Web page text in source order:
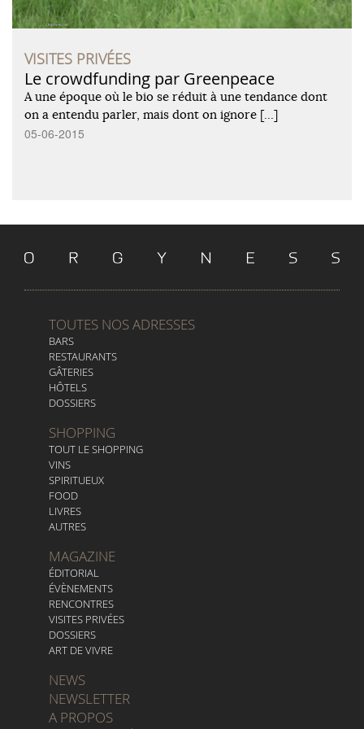
VISITES PRIVÉES
Le crowdfunding par Greenpeace
A une époque où le bio se réduit à une tendance dont
on a entendu parler, mais dont on ignore […]
05-06-2015
TOUTES NOS ADRESSES
BARS
RESTAURANTS
GÂTERIES
HÔTELS
DOSSIERS
SHOPPING
TOUT LE SHOPPING
VINS
SPIRITUEUX
FOOD
LIVRES
AUTRES
MAGAZINE
ÉDITORIAL
ÉVÈNEMENTS
RENCONTRES
VISITES PRIVÉES
DOSSIERS
ART DE VIVRE
NEWS
NEWSLETTER
A PROPOS